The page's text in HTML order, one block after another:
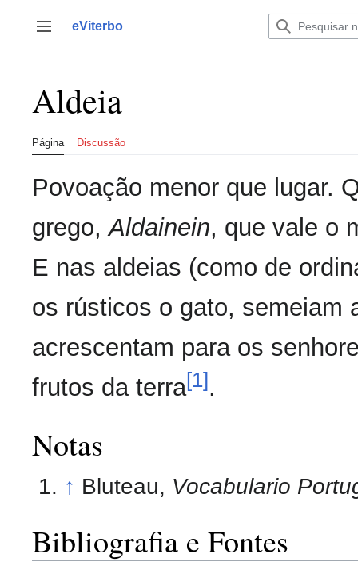
para
Alternar barra lateral
eViterbo
Aldeia
Página Discussão
Povoação menor que lugar.
grego,Aldainein, que vale o
E nas aldeias (como de
os rústicos o gato, semeiam
acrescentam para os
frutos da terra[1].
Notas
↑ Bluteau, Vocabulario
Bibliografia e Fontes